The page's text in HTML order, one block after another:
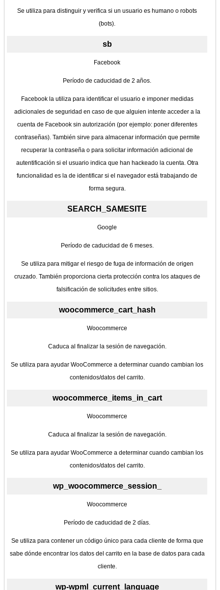
Se utiliza para distinguir y verifica si un usuario es humano o robots
(bots).
sb
Facebook
Período de caducidad de 2 años.
Facebook la utiliza para identificar el usuario e imponer medidas
adicionales de seguridad en caso de que alguien intente acceder a la
cuenta de Facebook sin autorización (por ejemplo: poner diferentes
contraseñas). También sirve para almacenar información que permite
recuperar la contraseña o para solicitar información adicional de
autentificación si el usuario indica que han hackeado la cuenta. Otra
funcionalidad es la de identificar si el navegador está trabajando de
forma segura.
SEARCH_SAMESITE
Google
Período de caducidad de 6 meses.
Se utiliza para mitigar el riesgo de fuga de información de origen
cruzado. También proporciona cierta protección contra los ataques de
falsificación de solicitudes entre sitios.
woocommerce_cart_hash
Woocommerce
Caduca al finalizar la sesión de navegación.
Se utiliza para ayudar WooCommerce a determinar cuando cambian los
contenidos/datos del carrito.
woocommerce_items_in_cart
Woocommerce
Caduca al finalizar la sesión de navegación.
Se utiliza para ayudar WooCommerce a determinar cuando cambian los
contenidos/datos del carrito.
wp_woocommerce_session_
Woocommerce
Período de caducidad de 2 días.
Se utiliza para contener un código único para cada cliente de forma que
sabe dónde encontrar los datos del carrito en la base de datos para cada
cliente.
wp-wpml_current_language